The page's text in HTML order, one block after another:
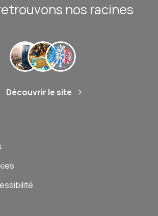
nos racines
Découvrir le site